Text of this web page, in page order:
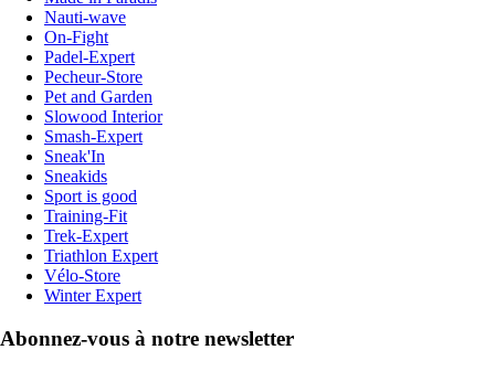
Nauti-wave
On-Fight
Padel-Expert
Pecheur-Store
Pet and Garden
Slowood Interior
Smash-Expert
Sneak'In
Sneakids
Sport is good
Training-Fit
Trek-Expert
Triathlon Expert
Vélo-Store
Winter Expert
Abonnez-vous à notre newsletter